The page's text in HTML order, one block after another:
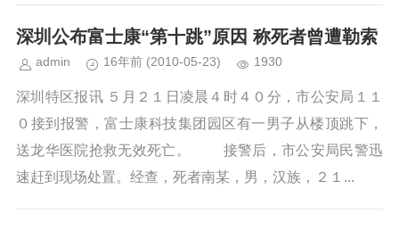
深圳公布富士康“第十跳”原因 称死者曾遭勒索
admin 16年前 (2010-05-23) 1930
深圳特区报讯 ５月２１日凌晨４时４０分，市公安局１１
０接到报警，富士康科技集团园区有一男子从楼顶跳下，
送龙华医院抢救无效死亡。 接警后，市公安局民警迅
速赶到现场处置。经查，死者南某，男，汉族，２１...